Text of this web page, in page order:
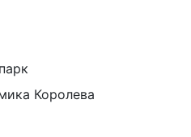
Королева